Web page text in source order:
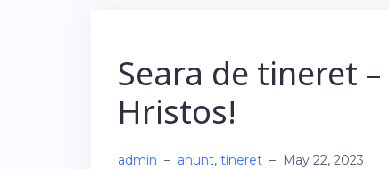
Seara de tineret
Hristos!
admin – anunt, tineret – May 22, 2023